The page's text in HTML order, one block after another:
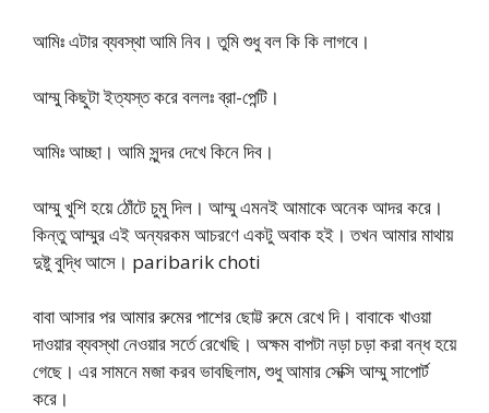
আমিঃ এটার ব্যবস্থা আমি নিব। তুমি শুধু বল কি কি লাগবে।
আম্মু কিছুটা ইত্যস্ত করে বললঃ ব্রা-পেন্টি।
আমিঃ আচ্ছা। আমি সুন্দর দেখে কিনে দিব।
আম্মু খুশি হয়ে ঠোঁটে চুমু দিল। আম্মু এমনই আমাকে অনেক আদর করে।
কিন্তু আম্মুর এই অন্যরকম আচরণে একটু অবাক হই। তখন আমার মাথায়
দুষ্টু বুদ্ধি আসে। paribarik choti
বাবা আসার পর আমার রুমের পাশের ছোট্ট রুমে রেখে দি। বাবাকে খাওয়া
দাওয়ার ব্যবস্থা নেওয়ার সর্তে রেখেছি। অক্ষম বাপটা নড়া চড়া করা বন্ধ হয়ে
গেছে। এর সামনে মজা করব ভাবছিলাম, শুধু আমার সেক্সি আম্মু সাপোর্ট
করে।